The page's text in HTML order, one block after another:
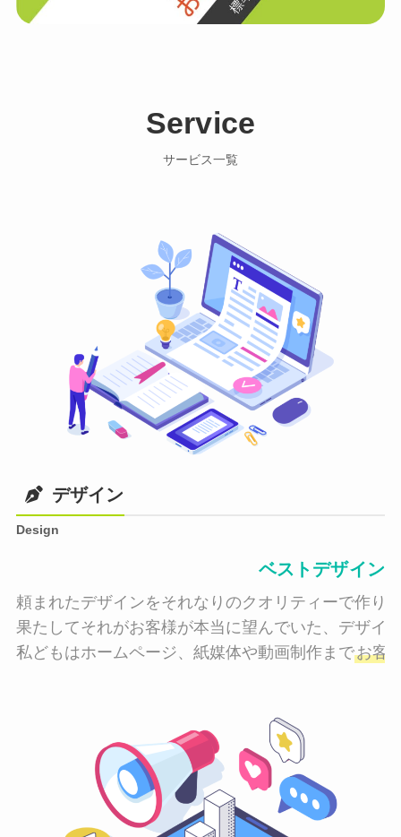
Service
サービス一覧
デザイン
Design
ベストデザイン
頼まれたデザインをそれなりのクオリティーで作り
果たしてそれがお客様が本当に望んでいた、デザイ
私どもはホームページ、紙媒体や動画制作までお客